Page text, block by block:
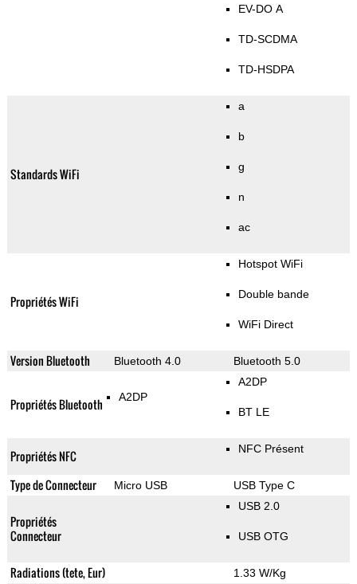
EV-DO A
TD-SCDMA
TD-HSDPA
Standards WiFi
a
b
g
n
ac
Propriétés WiFi
Hotspot WiFi
Double bande
WiFi Direct
Version Bluetooth Bluetooth 4.0 Bluetooth 5.0
Propriétés Bluetooth A2DP
A2DP
BT LE
Propriétés NFC NFC Présent
Type de Connecteur Micro USB USB Type C
Propriétés
Connecteur
USB 2.0
USB OTG
Radiations (tete, Eur) 1.33 W/Kg